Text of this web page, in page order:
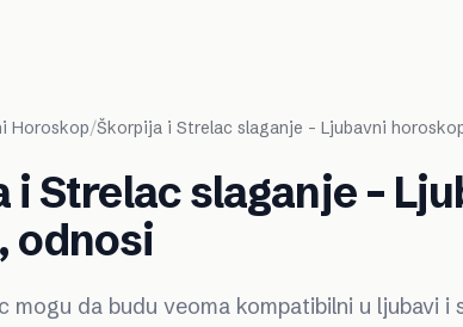
Horoskop/Škorpija i Strelac slaganje – Ljubavni
i Strelac slaganje –
odnosi
mogu da budu veoma kompatibilni u ljubavi i